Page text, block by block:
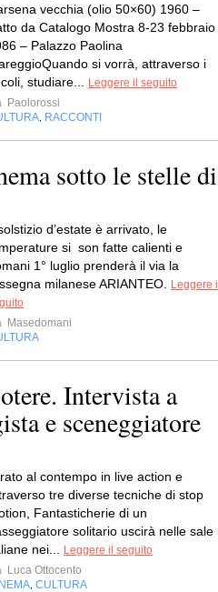
vecchia (olio 50×60) 1960 –
da Catalogo Mostra 8-23 febbraio
– Palazzo Paolina
si vorrà, attraverso i
studiare...
Leggere il seguito
Paolorossi
RACCONTI
sotto le stelle di
d’estate è arrivato, le
si son fatte calienti e
1° luglio prenderà il via la
milanese ARIANTEO.
Leggere
Masedomani
Intervista a
e sceneggiatore
al contempo in live action e
tre diverse tecniche di stop
Fantasticherie di un
solitario uscirà nelle sale
nei...
Leggere il seguito
Luca Ottocento
CULTURA